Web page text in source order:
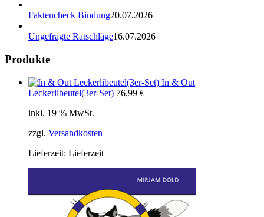
Faktencheck Bindung20.07.2026
Ungefragte Ratschläge16.07.2026
Produkte
In & Out
Leckerlibeutel(3er-Set) 76,99 €
inkl. 19 % MwSt.
zzgl. Versandkosten
Lieferzeit: Lieferzeit